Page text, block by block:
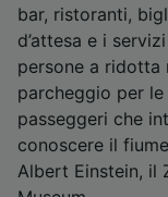
bar, ristoranti,
d’attesa e i
persone a ridotta
parcheggio per
passeggeri che
conoscere il
Albert Einstein, il